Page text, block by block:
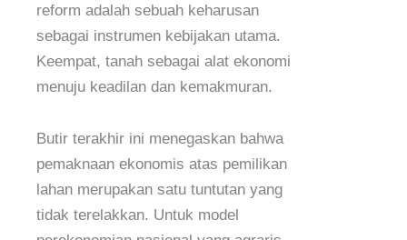
reform adalah sebuah keharusan
sebagai instrumen kebijakan utama.
Keempat, tanah sebagai alat ekonomi
menuju keadilan dan kemakmuran.
Butir terakhir ini menegaskan bahwa
pemaknaan ekonomis atas pemilikan
lahan merupakan satu tuntutan yang
tidak terelakkan. Untuk model